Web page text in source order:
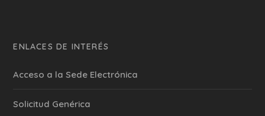
ENLACES DE INTERÉS
Acceso a la Sede Electrónica
Solicitud Genérica